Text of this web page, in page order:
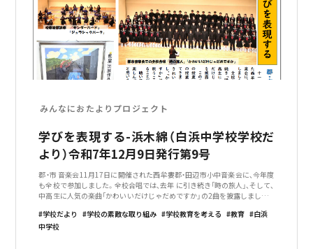
みんなにおたよりプロジェクト
学びを表現する-浜木綿（白浜中学校学校だ
より）令和7年12月9日発行第9号
郡・市 音楽会11月17日に開催された西牟婁郡・田辺市小中音楽会に、今年度
も全校で参加しました。全校合唱では、去年 に引き続き「時の旅人」、そして、
中高生に人気の楽曲「かわいいだけじゃだめですか」の2曲を披露しました。
続けてきました
学校だより 学校の素敵な取り組み 学校教育を考える 教育
白浜
中学校